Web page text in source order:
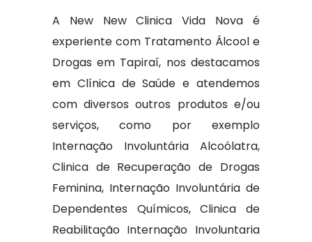
A New New Clinica Vida Nova é
experiente com Tratamento Álcool e
Drogas em Tapiraí, nos destacamos
em Clínica de Saúde e atendemos
com diversos outros produtos e/ou
serviços, como por exemplo
Internação Involuntária Alcoólatra,
Clinica de Recuperação de Drogas
Feminina, Internação Involuntária de
Dependentes Químicos, Clinica de
Reabilitação Internação Involuntaria